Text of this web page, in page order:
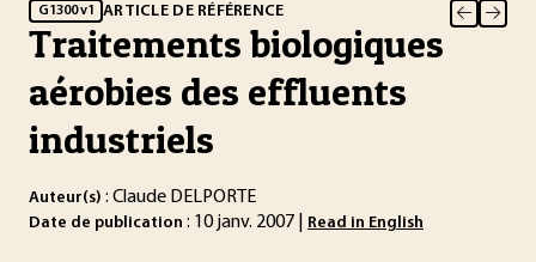
G1300 v1 ARTICLE DE RÉFÉRENCE
Traitements biologiques
aérobies des effluents
industriels
Auteur(s) : Claude DELPORTE
Date de publication : 10 janv. 2007 | Read in English